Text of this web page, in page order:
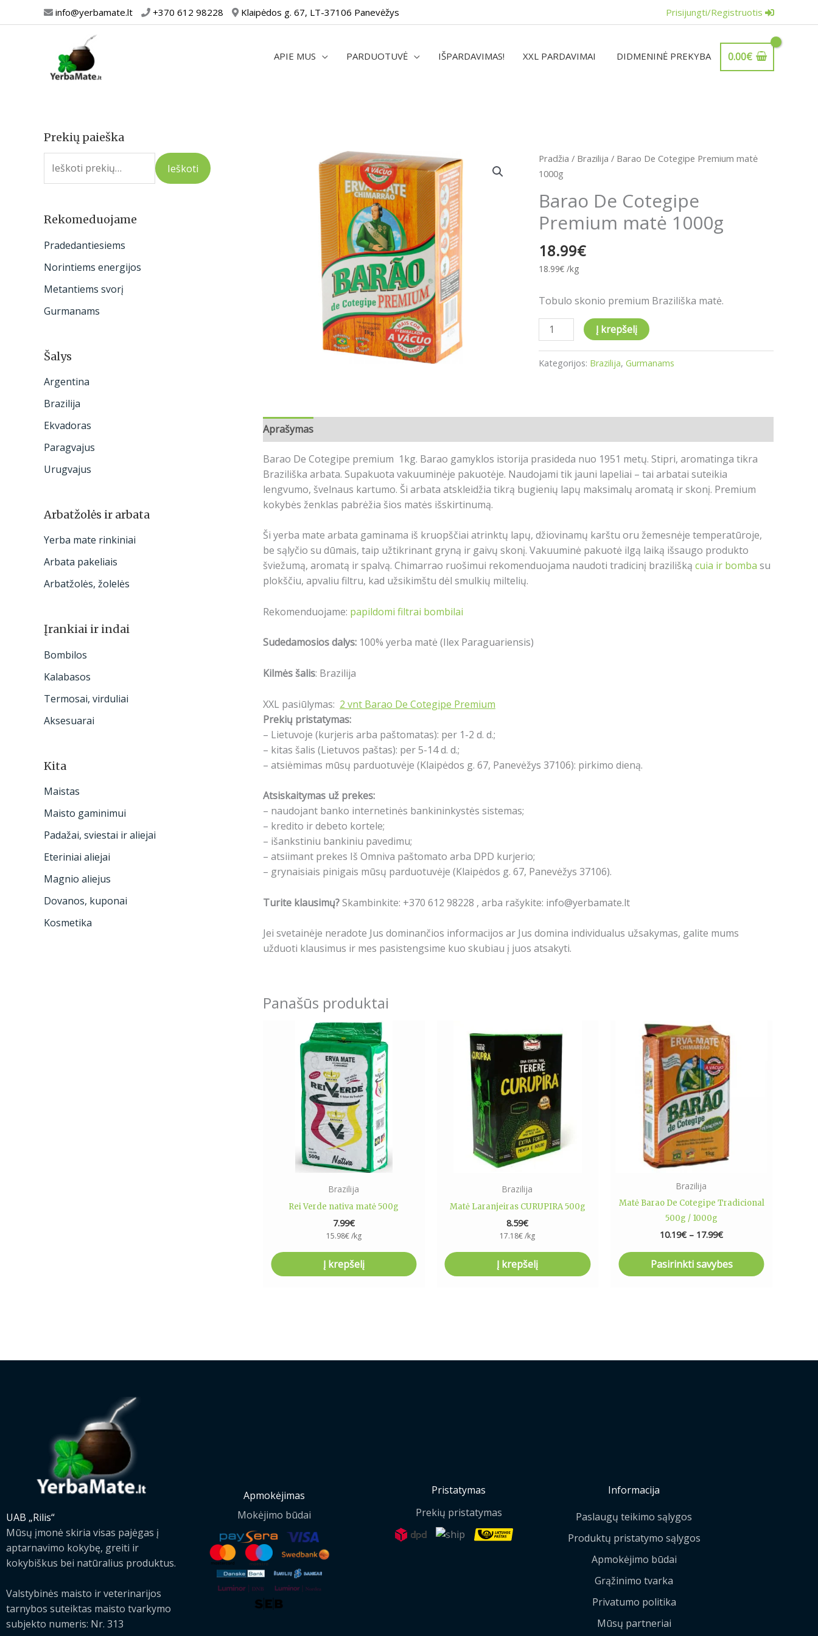
prie
info@yerbamate.lt +370 612 98228 Klaipėdos g. 67, LT-37106 Panevėžys Prisijungti/Registruotis
APIE MUS PARDUOTUVĖ IŠPARDAVIMAS! XXL PARDAVIMAI DIDMENINĖ PREKYBA 0.00€
Prekių paieška
I
e
o
:
Ieškoti
Rekomeduojame
Pradedantiesiems
Norintiems energijos
Metantiems svorį
Gurmanams
Šalys
Argentina
Brazilija
Ekvadoras
Paragvajus
Urugvajus
Arbatžolės ir arbata
Yerba mate rinkiniai
Arbata pakeliais
Arbatžolės, žolelės
Įrankiai ir indai
Bombilos
Kalabasos
Termosai, virduliai
Aksesuarai
Kita
Maistas
Maisto gaminimui
Padažai, sviestai ir aliejai
Eteriniai aliejai
Magnio aliejus
Dovanos, kuponai
Kosmetika
Pradžia / Brazilija / Barao De Cotegipe Premium matė
1000g
Barao De Cotegipe
Premium matė 1000g
18.99€
18.99€ /kg
Tobulo skonio premium Braziliška matė.
produkto
kiekis:
De
Cotegipe
Premium
matė
1000g
Į krepšelį
Kategorijos: Brazilija,Gurmanams
Aprašymas
Barao De Cotegipe premium 1kg. Barao gamyklos istorija prasideda nuo 1951 metų. Stipri, aromatinga tikra
Braziliška arbata. Supakuota vakuuminėje pakuotėje. Naudojami tik jauni lapeliai – tai arbatai suteikia
lengvumo, švelnaus kartumo. Ši arbata atskleidžia tikrą bugienių lapų maksimalų aromatą ir skonį. Premium
kokybės ženklas pabrėžia šios matės išskirtinumą.
Ši yerba mate arbata gaminama iš kruopščiai atrinktų lapų, džiovinamų karštu oru žemesnėje temperatūroje,
be sąlyčio su dūmais, taip užtikrinant gryną ir gaivų skonį. Vakuuminė pakuotė ilgą laiką išsaugo produkto
šviežumą, aromatą ir spalvą. Chimarrao ruošimui rekomenduojama naudoti tradicinį brazilišką cuia ir bomba su
plokščiu, apvaliu filtru, kad užsikimštu dėl smulkių miltelių.
Rekomenduojame: papildomi filtrai bombilai
Sudedamosios dalys: 100% yerba matė (Ilex Paraguariensis)
Kilmės šalis: Brazilija
XXL pasiūlymas: 2 vnt Barao De Cotegipe Premium
Prekių pristatymas:
– Lietuvoje (kurjeris arba paštomatas): per 1-2 d. d.;
– kitas šalis (Lietuvos paštas): per 5-14 d. d.;
– atsiėmimas mūsų parduotuvėje (Klaipėdos g. 67, Panevėžys 37106): pirkimo dieną.
Atsiskaitymas už prekes:
– naudojant banko internetinės bankininkystės sistemas;
– kredito ir debeto kortele;
– išankstiniu bankiniu pavedimu;
– atsiimant prekes Iš Omniva paštomato arba DPD kurjerio;
– grynaisiais pinigais mūsų parduotuvėje (Klaipėdos g. 67, Panevėžys 37106).
Turite klausimų?Skambinkite: +370 612 98228 , arba rašykite: info@yerbamate.lt
Jei svetainėje neradote Jus dominančios informacijos ar Jus domina individualus užsakymas, galite mums
užduoti klausimus ir mes pasistengsime kuo skubiau į juos atsakyti.
Panašūs produktai
Brazilija
Rei Verde nativa matė 500g
7.99€
15.98€/kg
Į krepšelį
Brazilija
Matė Laranjeiras CURUPIRA 500g
8.59€
17.18€/kg
Į krepšelį
Brazilija
Matė Barao De Cotegipe Tradicional
500g / 1000g
10.19€ – 17.99€
range:
10.19€
through
17.99€
Pasirinkti savybes
This
product
has
multiple
variants.
The
options
may
be
chosen
on
the
product
page
UAB „Rilis“
Mūsų įmonė skiria visas pajėgas į
aptarnavimo kokybę, greiti ir
kokybiškus bei natūralius produktus.
Valstybinės maisto ir veterinarijos
tarnybos suteiktas maisto tvarkymo
subjekto numeris: Nr. 313
Apmokėjimas
Mokėjimo būdai
Pristatymas
Prekių pristatymas
Informacija
Paslaugų teikimo sąlygos
Produktų pristatymo sąlygos
Apmokėjimo būdai
Grąžinimo tvarka
Privatumo politika
Mūsų partneriai